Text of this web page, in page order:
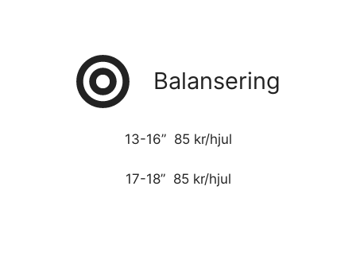
Balansering
13-16” 85 kr/hjul
17-18” 85 kr/hjul